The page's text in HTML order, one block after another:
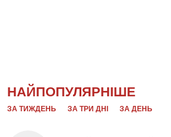
НАЙПОПУЛЯРНІШЕ
ЗА ТИЖДЕНЬ ЗА ТРИ ДНІ ЗА ДЕНЬ